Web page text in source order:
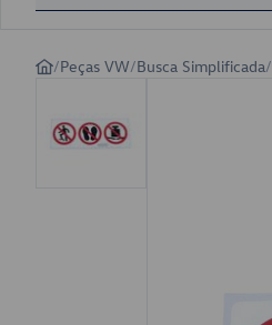
/Peças VW/Busca Simplificada/